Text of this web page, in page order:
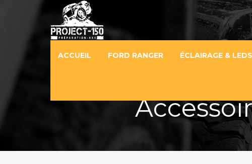
ACCUEIL
FORD RANGER ÉCLAIRAGE &